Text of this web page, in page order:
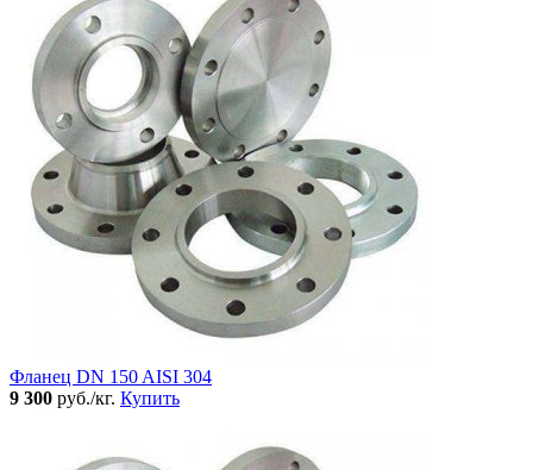
Фланец DN 150 AISI 304
9 300 руб./кг. Купить